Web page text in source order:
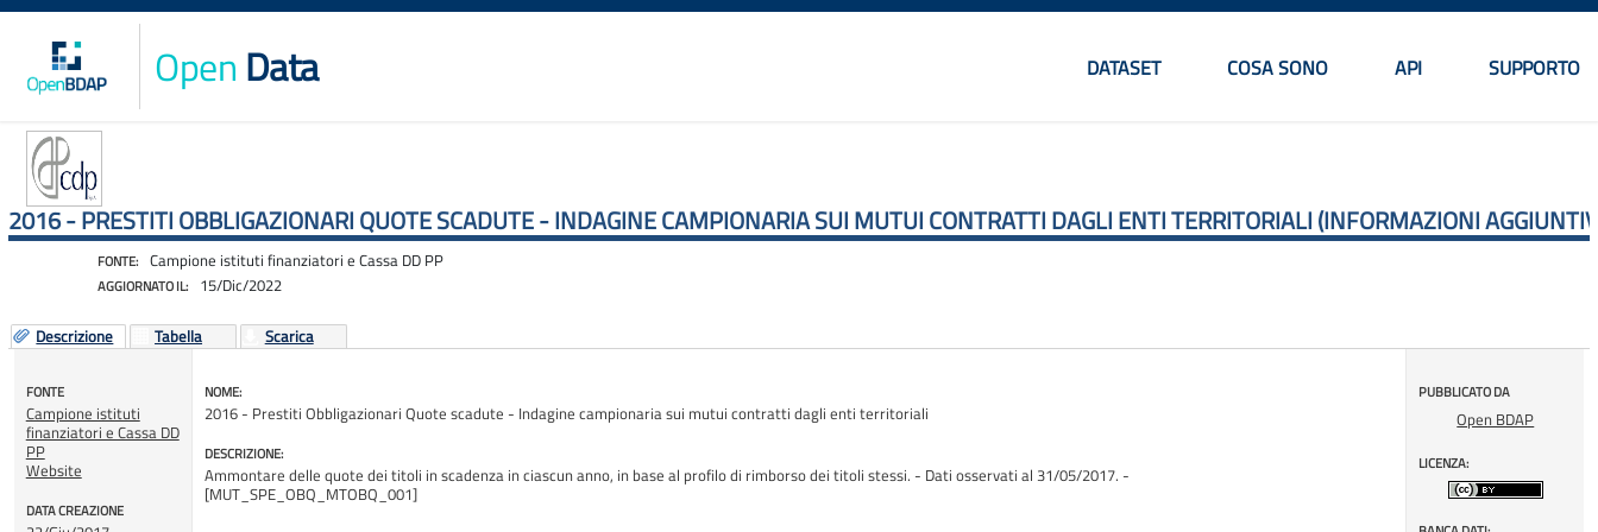
Open Data Menu principale
DATASET COSA SONO API SUPPORTO
2016 - PRESTITI OBBLIGAZIONARI QUOTE SCADUTE - INDAGINE CAMPIONARIA SUI MUTUI CONTRATTI DAGLI ENTI TERRITORIALI (INFORMAZIONI
FONTE: Campione istituti finanziatori e Cassa DD PP
AGGIORNATO IL: 15/Dic/2022
Descrizione Tabella Scarica
FONTE
Campione istituti
finanziatori e Cassa DD
PP
Website
DATA CREAZIONE
NOME:
2016 - Prestiti Obbligazionari Quote scadute - Indagine campionaria sui mutui contratti dagli enti territoriali
DESCRIZIONE:
Ammontare delle quote dei titoli in scadenza in ciascun anno, in base al profilo di rimborso dei titoli stessi. - Dati osservati al 31/05/2017. -
[MUT_SPE_OBQ_MTOBQ_001]
PUBBLICATO DA
Open BDAP
LICENZA: